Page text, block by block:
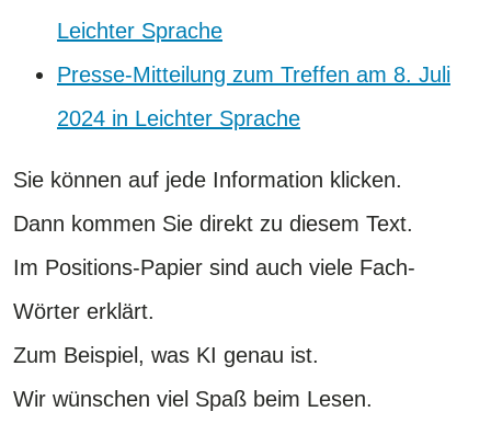
Leichter Sprache
Presse-Mitteilung zum Treffen am 8. Juli
2024 in Leichter Sprache
Sie können auf jede Information klicken.
Dann kommen Sie direkt zu diesem Text.
Im Positions-Papier sind auch viele Fach-
Wörter erklärt.
Zum Beispiel, was KI genau ist.
Wir wünschen viel Spaß beim Lesen.